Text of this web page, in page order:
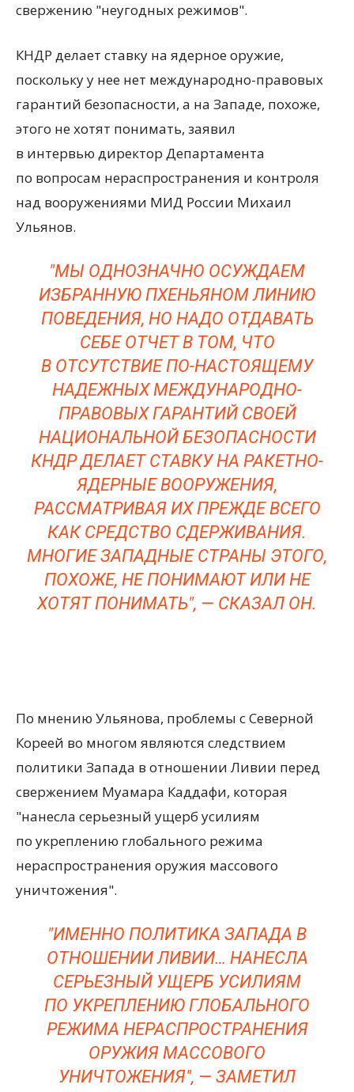
свержению "неугодных режимов".
КНДР делает ставку на ядерное оружие,
поскольку у нее нет международно-правовых
гарантий безопасности, а на Западе, похоже,
этого не хотят понимать, заявил
в интервью директор Департамента
по вопросам нераспространения и контроля
над вооружениями МИД России Михаил
Ульянов.
"МЫ ОДНОЗНАЧНО ОСУЖДАЕМ
ИЗБРАННУЮ ПХЕНЬЯНОМ ЛИНИЮ
ПОВЕДЕНИЯ, НО НАДО ОТДАВАТЬ
СЕБЕ ОТЧЕТ В ТОМ, ЧТО
В ОТСУТСТВИЕ ПО-НАСТОЯЩЕМУ
НАДЕЖНЫХ МЕЖДУНАРОДНО-
ПРАВОВЫХ ГАРАНТИЙ СВОЕЙ
НАЦИОНАЛЬНОЙ БЕЗОПАСНОСТИ
КНДР ДЕЛАЕТ СТАВКУ НА РАКЕТНО-
ЯДЕРНЫЕ ВООРУЖЕНИЯ,
РАССМАТРИВАЯ ИХ ПРЕЖДЕ ВСЕГО
КАК СРЕДСТВО СДЕРЖИВАНИЯ.
МНОГИЕ ЗАПАДНЫЕ СТРАНЫ ЭТОГО,
ПОХОЖЕ, НЕ ПОНИМАЮТ ИЛИ НЕ
ХОТЯТ ПОНИМАТЬ", — СКАЗАЛ ОН.
По мнению Ульянова, проблемы с Северной
Кореей во многом являются следствием
политики Запада в отношении Ливии перед
свержением Муамара Каддафи, которая
"нанесла серьезный ущерб усилиям
по укреплению глобального режима
нераспространения оружия массового
уничтожения".
"ИМЕННО ПОЛИТИКА ЗАПАДА В
ОТНОШЕНИИ ЛИВИИ… НАНЕСЛА
СЕРЬЕЗНЫЙ УЩЕРБ УСИЛИЯМ
ПО УКРЕПЛЕНИЮ ГЛОБАЛЬНОГО
РЕЖИМА НЕРАСПРОСТРАНЕНИЯ
ОРУЖИЯ МАССОВОГО
УНИЧТОЖЕНИЯ", — ЗАМЕТИЛ